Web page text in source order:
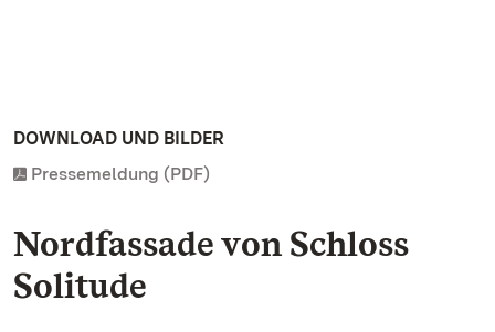
DOWNLOAD UND BILDER
Pressemeldung (PDF)
Nordfassade von Schloss
Solitude